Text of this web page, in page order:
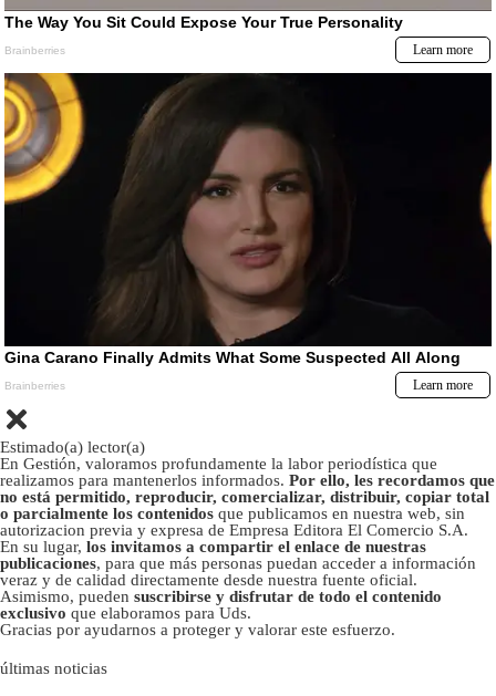
Estimado(a) lector(a)
En Gestión, valoramos profundamente la labor periodística que
realizamos para mantenerlos informados. Por ello, les recordamos que
no está permitido, reproducir, comercializar, distribuir, copiar total
o parcialmente los contenidos que publicamos en nuestra web, sin
autorizacion previa y expresa de Empresa Editora El Comercio S.A.
En su lugar, los invitamos a compartir el enlace de nuestras
publicaciones, para que más personas puedan acceder a información
veraz y de calidad directamente desde nuestra fuente oficial.
Asimismo, pueden suscribirse y disfrutar de todo el contenido
exclusivo que elaboramos para Uds.
Gracias por ayudarnos a proteger y valorar este esfuerzo.
últimas noticias